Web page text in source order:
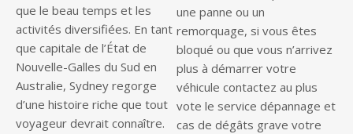
que le beau temps et les
activités diversifiées. En tant
que capitale de l’État de
Nouvelle-Galles du Sud en
Australie, Sydney regorge
d’une histoire riche que tout
voyageur devrait connaître.
une panne ou un
remorquage, si vous êtes
bloqué ou que vous n’arrivez
plus à démarrer votre
véhicule contactez au plus
vote le service dépannage et
cas de dégâts grave votre